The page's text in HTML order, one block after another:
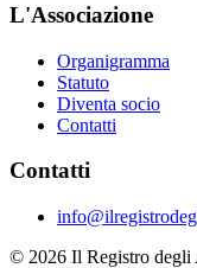
L'Associazione
Organigramma
Statuto
Diventa socio
Contatti
Contatti
© 2026 Il Registro degli